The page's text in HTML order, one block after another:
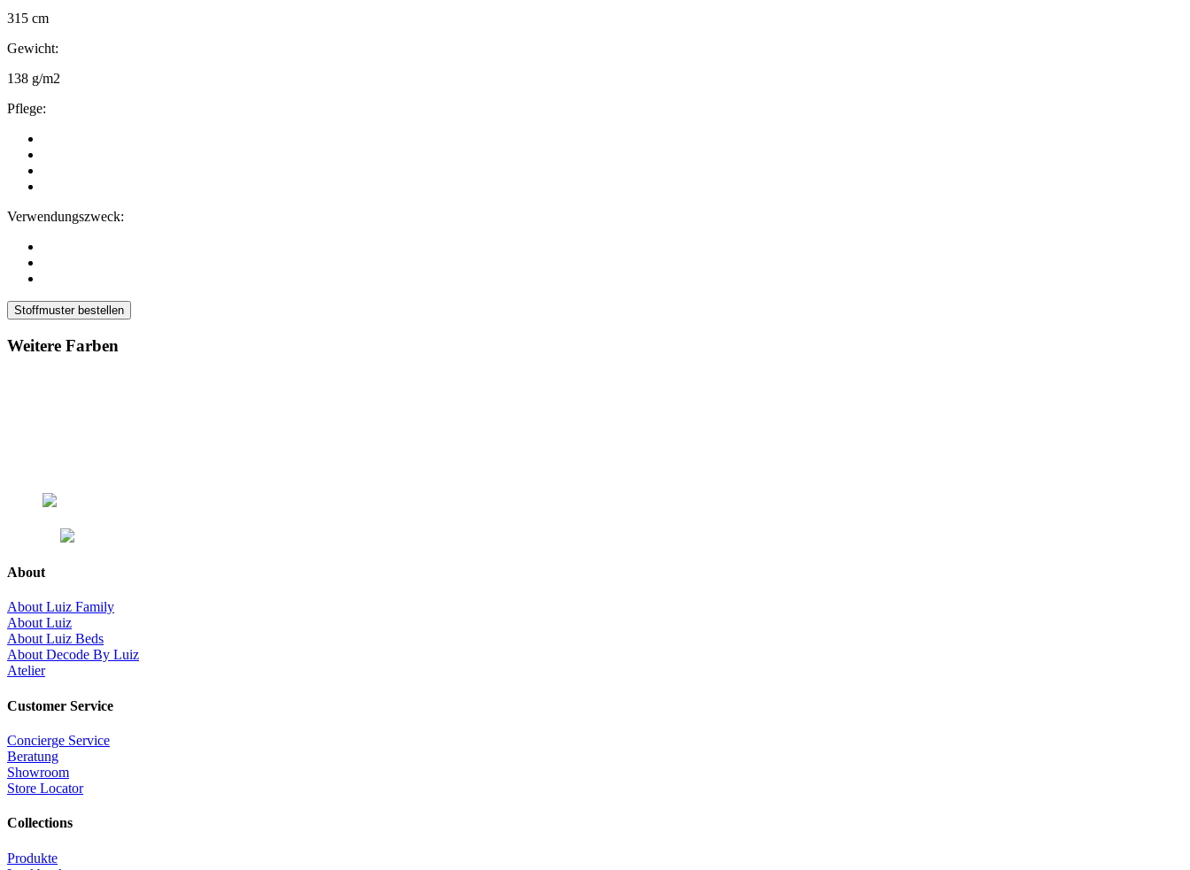
315 cm
Gewicht:
138 g/m2
Pflege:
Verwendungszweck:
Stoffmuster bestellen
Weitere Farben
About
About Luiz Family
About Luiz
About Luiz Beds
About Decode By Luiz
Atelier
Customer Service
Concierge Service
Beratung
Showroom
Store Locator
Collections
Produkte